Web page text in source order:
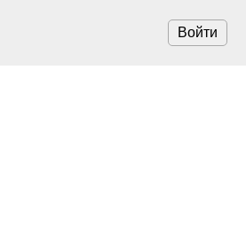
Войти